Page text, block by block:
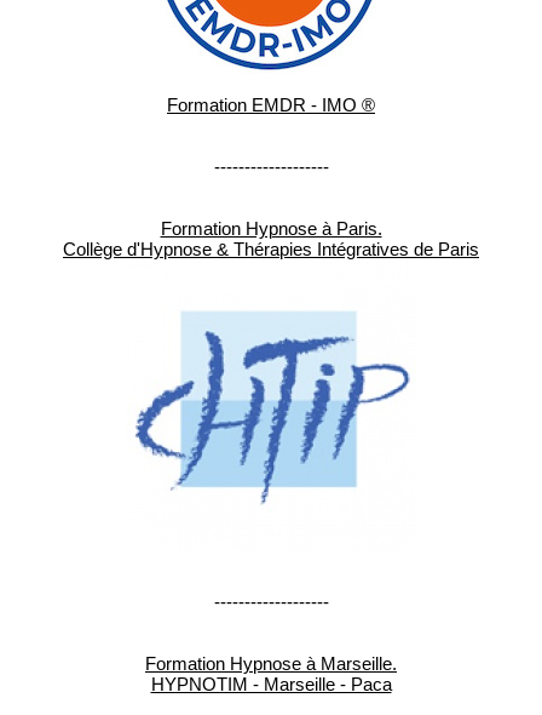
Formation EMDR - IMO ®
-------------------
Formation Hypnose à Paris.
Collège d'Hypnose & Thérapies Intégratives de Paris
-------------------
Formation Hypnose à Marseille.
HYPNOTIM - Marseille - Paca